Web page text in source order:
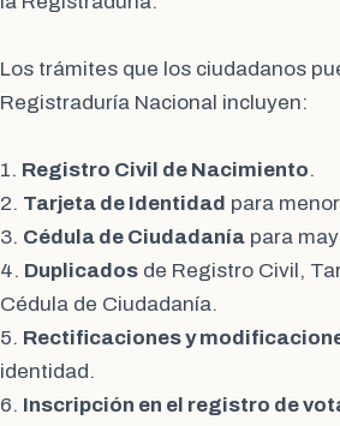
Los trámites que los ciudadanos
Registraduría Nacional incluyen:
1. Registro Civil de Nacimiento.
2. Tarjeta de Identidad para
3. Cédula de Ciudadanía para
4. Duplicados de Registro Civil,
Cédula de Ciudadanía.
5. Rectificaciones y
identidad.
6. Inscripción en el registro de